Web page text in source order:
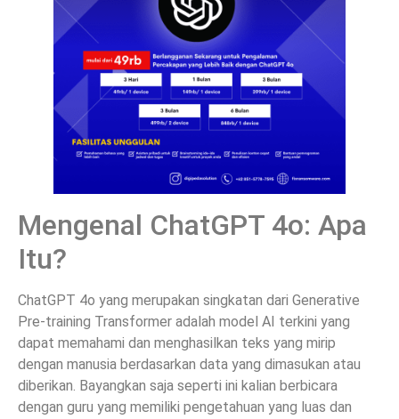
Mengenal ChatGPT 4o: Apa
Itu?
ChatGPT 4o yang merupakan singkatan dari Generative
Pre-training Transformer adalah model AI terkini yang
dapat memahami dan menghasilkan teks yang mirip
dengan manusia berdasarkan data yang dimasukan atau
diberikan. Bayangkan saja seperti ini kalian berbicara
dengan guru yang memiliki pengetahuan yang luas dan